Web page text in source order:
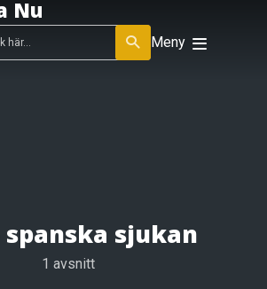
Nu
Meny
spanska sjukan
1 avsnitt